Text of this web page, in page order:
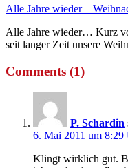
Alle Jahre wieder –
Alle Jahre wieder… Kurz
seit langer Zeit unsere
Comments (1)
P. Schardin
6. Mai 2011 um 8:29
Klingt wirklich gut.